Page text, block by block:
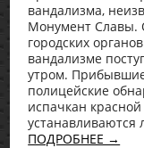
вандализма,
Монумент Славы.
городских
вандализме
утром.
полицейские
испачкан
устанавливаются
ПОДРОБНЕЕ →